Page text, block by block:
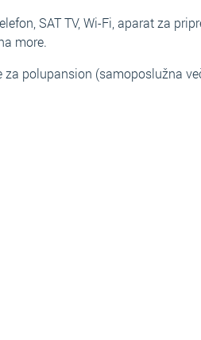
SAT TV, Wi-Fi, aparat za
more.
polupansion (samoposlužna